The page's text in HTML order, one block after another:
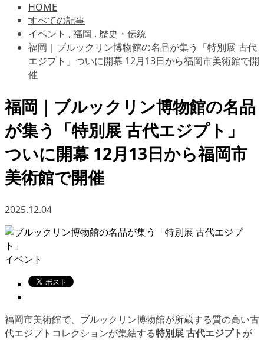
HOME
すべての記事
イベント , 福岡 , 歴史・伝統
福岡｜ブルックリン博物館の名品が集う「特別展 古代
エジプト」ついに開幕 12月13日から福岡市美術館で開
催
福岡｜ブルックリン博物館の名品
が集う「特別展 古代エジプト」
ついに開幕 12月13日から福岡市
美術館で開催
2025.12.04
イベント
福岡市美術館で、ブルックリン博物館が所蔵する質の高い古
代エジプトコレクションが集結する特別展 古代エジプトが